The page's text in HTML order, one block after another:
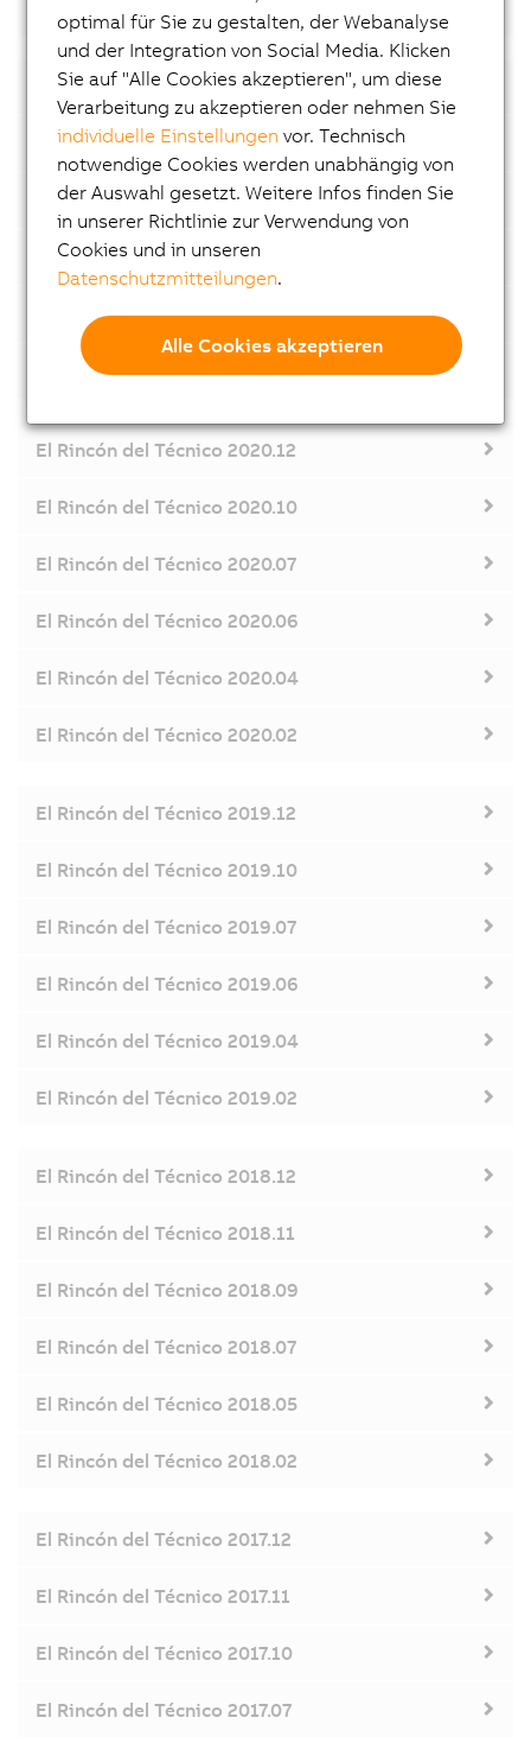
El Rincón del Técnico 2022.02
El Rincón del Técnico 2021.12
El Rincón del Técnico 2021.10
El Rincón del Técnico 2021.07
El Rincón del Técnico 2021.06
El Rincón del Técnico 2021.04
El Rincón del Técnico 2021.02
El Rincón del Técnico 2020.12
El Rincón del Técnico 2020.10
El Rincón del Técnico 2020.07
El Rincón del Técnico 2020.06
El Rincón del Técnico 2020.04
El Rincón del Técnico 2020.02
El Rincón del Técnico 2019.12
El Rincón del Técnico 2019.10
El Rincón del Técnico 2019.07
El Rincón del Técnico 2019.06
El Rincón del Técnico 2019.04
El Rincón del Técnico 2019.02
El Rincón del Técnico 2018.12
El Rincón del Técnico 2018.11
El Rincón del Técnico 2018.09
El Rincón del Técnico 2018.07
El Rincón del Técnico 2018.05
El Rincón del Técnico 2018.02
El Rincón del Técnico 2017.12
El Rincón del Técnico 2017.11
El Rincón del Técnico 2017.10
El Rincón del Técnico 2017.07
optimal für Sie zu gestalten, der Webanalyse
und der Integration von Social Media. Klicken
Sie auf "Alle Cookies akzeptieren", um diese
Verarbeitung zu akzeptieren oder nehmen Sie
individuelle Einstellungen vor. Technisch
notwendige Cookies werden unabhängig von
der Auswahl gesetzt. Weitere Infos finden Sie
in unserer Richtlinie zur Verwendung von
Cookies und in unseren
Datenschutzmitteilungen.
Alle Cookies akzeptieren